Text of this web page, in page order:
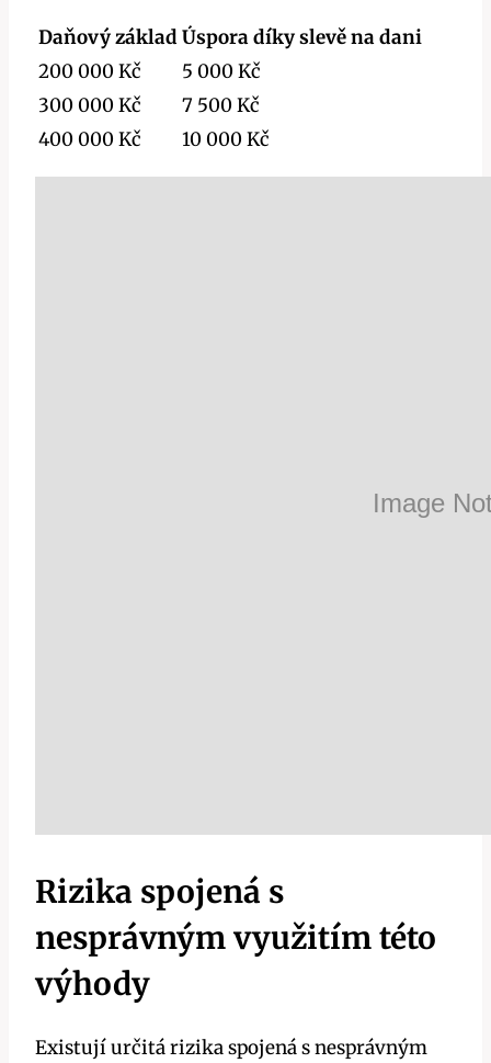
Daňový základ Úspora díky slevě na dani
200 000 Kč
5 000 Kč
300 000 Kč
7 500 Kč
400 000 Kč
10 000 Kč
Rizika spojená s
nesprávným využitím této
výhody
Existují určitá rizika spojená s nesprávným